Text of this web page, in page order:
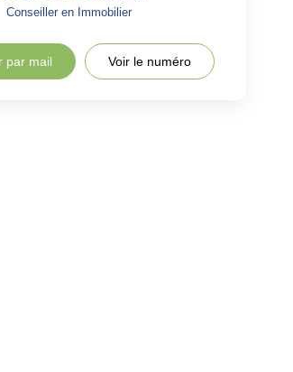
Conseiller en Immobilier
par mail Voir le numéro